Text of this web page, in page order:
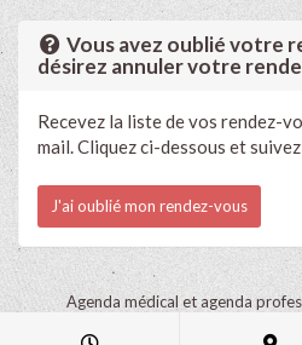
Vous avez oublié votre
désirez annuler votre
Recevez la liste de vos rendez-
mail. Cliquez ci-dessous et
J'ai oublié mon rendez-vous
Agenda médical et agenda